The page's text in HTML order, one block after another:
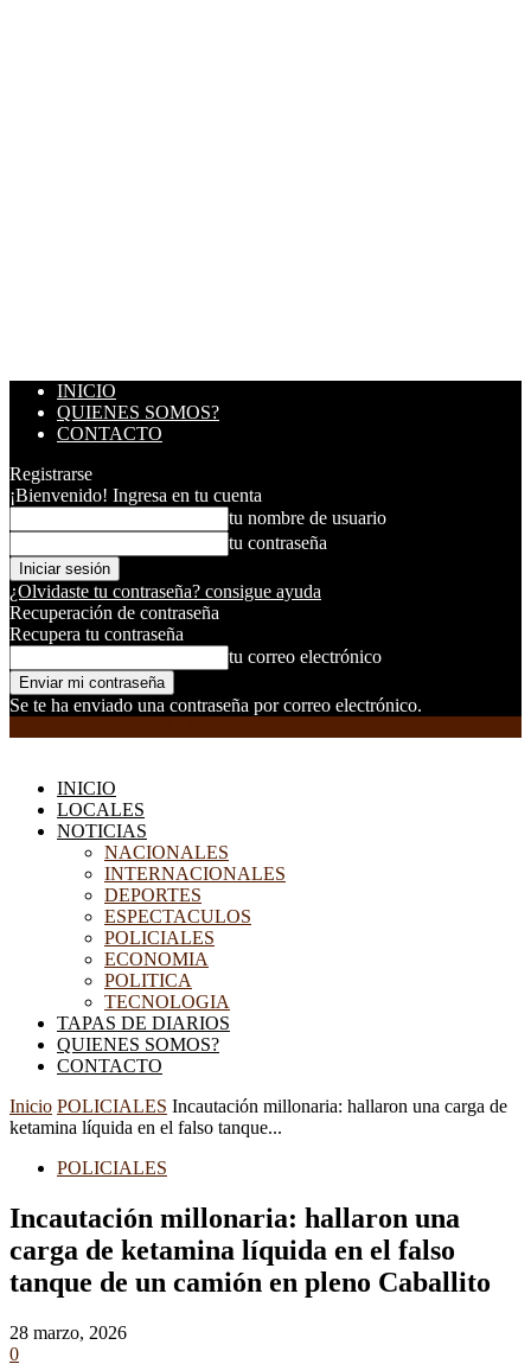
INICIO
QUIENES SOMOS?
CONTACTO
Registrarse
¡Bienvenido! Ingresa en tu cuenta
tu nombre de usuario
tu contraseña
¿Olvidaste tu contraseña? consigue ayuda
Recuperación de contraseña
Recupera tu contraseña
tu correo electrónico
Se te ha enviado una contraseña por correo electrónico.
INICIO
LOCALES
NOTICIAS
NACIONALES
INTERNACIONALES
DEPORTES
ESPECTACULOS
POLICIALES
ECONOMIA
POLITICA
TECNOLOGIA
TAPAS DE DIARIOS
QUIENES SOMOS?
CONTACTO
Inicio POLICIALES Incautación millonaria: hallaron una carga de
ketamina líquida en el falso tanque...
POLICIALES
Incautación millonaria: hallaron una
carga de ketamina líquida en el falso
tanque de un camión en pleno Caballito
28 marzo, 2026
0